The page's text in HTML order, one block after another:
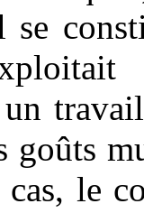
se
goûts
le